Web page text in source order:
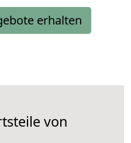
erhalten
von